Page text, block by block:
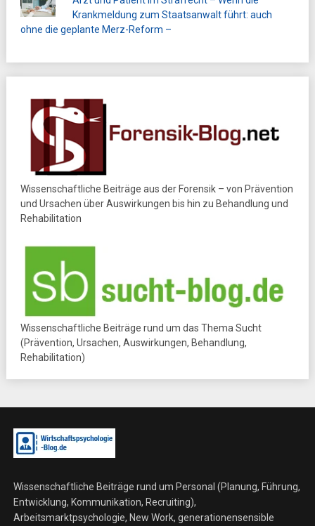
Krankmeldung zum Staatsanwalt führt: auch
ohne die geplante Merz-Reform –
Wissenschaftliche Beiträge aus der Forensik – von Prävention
und Ursachen über Auswirkungen bis hin zu Behandlung und
Rehabilitation
Wissenschaftliche Beiträge rund um das Thema Sucht
(Prävention, Ursachen, Auswirkungen, Behandlung,
Rehabilitation)
Wissenschaftliche Beiträge rund um Personal (Planung, Führung,
Entwicklung, Kommunikation, Recruiting),
Arbeitsmarktpsychologie, New Work, generationensensible